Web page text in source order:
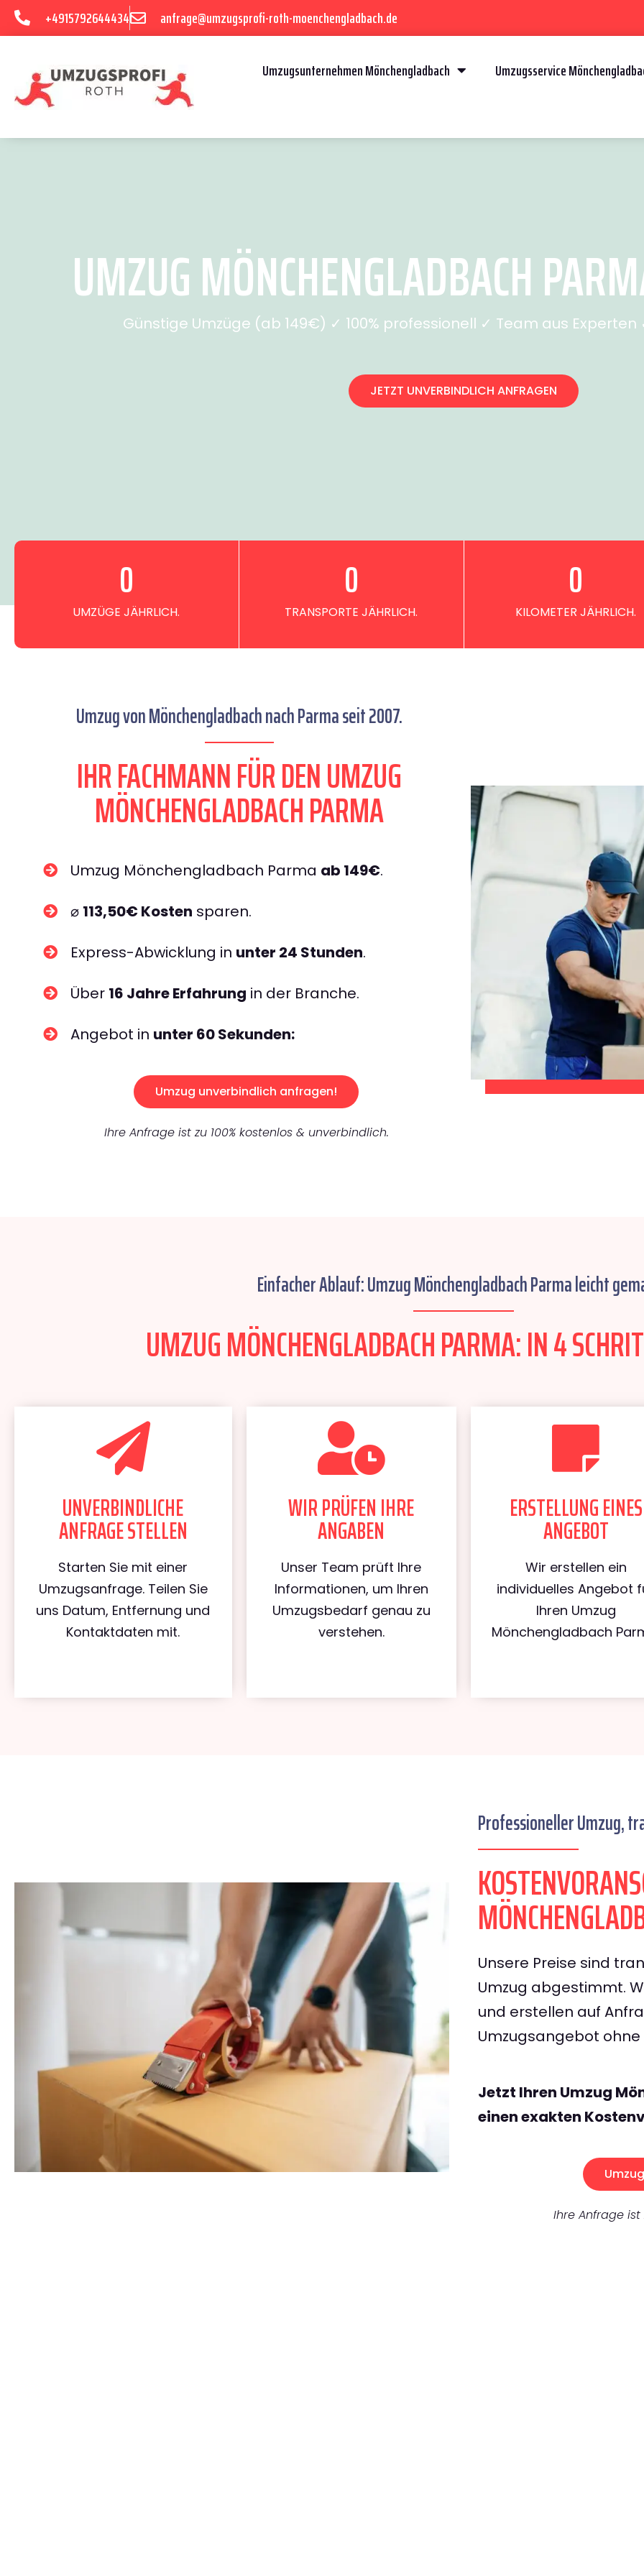
+4915792644434 anfrage@umzugsprofi-roth-moenchengladbach.de
Umzugsunternehmen Mönchengladbach Umzugsservice
UMZUG MÖNCHENGLADBACH
Günstige Umzüge (ab 149€) ✓ 100% professionell ✓ Team aus
JETZT UNVERBINDLICH ANFRAGEN
UMZÜGE JÄHRLICH.
0
TRANSPORTE JÄHRLICH.
0
KILOMETER JÄHRLICH.
0
Umzug von Mönchengladbach nach Parma seit 2007.
IHR FACHMANN FÜR DEN UMZUG
MÖNCHENGLADBACH PARMA
Umzug Mönchengladbach Parma ab 149€.
⌀ 113,50€ Kosten sparen.
Express-Abwicklung in unter 24 Stunden.
Über 16 Jahre Erfahrung in der Branche.
Angebot in unter 60 Sekunden:
Umzug unverbindlich anfragen!
Ihre Anfrage ist zu 100% kostenlos & unverbindlich.
Einfacher Ablauf: Umzug Mönchengladbach Parma leicht
UMZUG MÖNCHENGLADBACH PARMA: IN 4
UNVERBINDLICHE
ANFRAGE STELLEN
Starten Sie mit einer
Umzugsanfrage. Teilen Sie
uns Datum, Entfernung und
Kontaktdaten mit.
WIR PRÜFEN IHRE
ANGABEN
Unser Team prüft Ihre
Informationen, um Ihren
Umzugsbedarf genau zu
verstehen.
ERSTELLUNG EINES
ANGEBOT
Wir erstellen ein
individuelles Angebot
Ihren Umzug
Mönchengladbach
Professioneller Umzug,
Unsere Preise sind
Umzug abgestimmt.
und erstellen auf
Umzugsangebot
Jetzt Ihren Umzug
einen exakten
Ihre Anfrage ist